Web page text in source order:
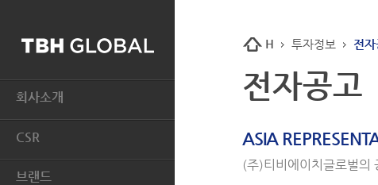
회사소개
경영이념
CSR
개요
브랜드
H 투자정보 전자
전자공고
ASIA
(주)티비에이치글로벌의